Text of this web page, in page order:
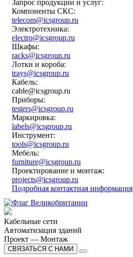
Запрос продукции и услуг:
Компоненты СКС:
telecom@icsgroup.ru
Электротехника:
electro@icsgroup.ru
Шкафы:
racks@icsgroup.ru
Лотки и короба:
trays@icsgroup.ru
Кабель:
cable@icsgroup.ru
Приборы:
testers@icsgroup.ru
Маркировка:
labels@icsgroup.ru
Инструмент:
tools@icsgroup.ru
Мебель:
furniture@icsgroup.ru
Проектирование и монтаж:
projects@icsgroup.ru
Подробная контактная информация
Кабельные сети
Автоматизация зданий
Проект — Монтаж
СВЯЗАТЬСЯ С НАМИ